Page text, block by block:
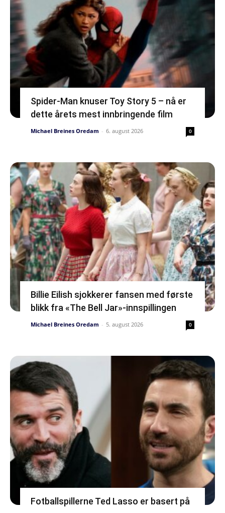
Spider-Man knuser Toy Story 5 – nå er
dette årets mest innbringende film
Michael Breines Oredam - 6. august 2026 0
Billie Eilish sjokkerer fansen med første
blikk fra «The Bell Jar»-innspillingen
Michael Breines Oredam - 5. august 2026 0
Fotballspillerne Ted Lasso er basert på